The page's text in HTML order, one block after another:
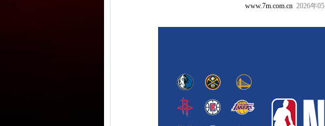
www.7m.com.cn2026年05